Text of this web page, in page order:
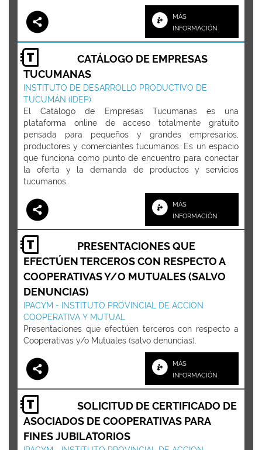
MÁS
INFORMACIÓN
CATÁLOGO DE EMPRESAS
TUCUMANAS
INSTITUTO DE DESARROLLO PRODUCTIVO DE
TUCUMÁN (IDEP)
El Catálogo de Empresas Tucumanas es una
plataforma online de acceso totalmente gratuito
pensada para pequeños y grandes empresarios,
productores y comerciantes tucumanos. Es un espacio
que funciona como punto de encuentro para conectar
la oferta y la demanda de productos y servicios
tucumanos.
MÁS
INFORMACIÓN
PRESENTACIONES QUE
EFECTÚEN TERCEROS CON RESPECTO A
COOPERATIVAS Y/O MUTUALES (SALVO
DENUNCIAS)
IPACYM - INSTITUTO PROVINCIAL DE ACCION
COOPERATIVA Y MUTUAL
Presentaciones que efectúen terceros con respecto a
Cooperativas y/o Mutuales (salvo denuncias).
MÁS
INFORMACIÓN
SOLICITUD DE CERTIFICADO DE
ASOCIADOS DE COOPERATIVAS PARA
FINES JUBILATORIOS